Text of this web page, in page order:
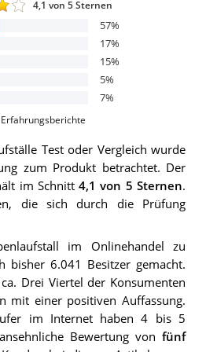
4,1 von 5 Sternen
57%
17%
15%
5%
7%
Erfahrungsberichte
Test oder Vergleich wurde
zum Produkt betrachtet. Der
im Schnitt4,1 von 5 Sternen.
die sich durch die Prüfung
im Onlinehandel zu
bisher 6.041 Besitzer gemacht.
Drei Viertel der Konsumenten
mit einer positiven Auffassung.
im Internet haben 4 bis 5
Bewertung von fünf